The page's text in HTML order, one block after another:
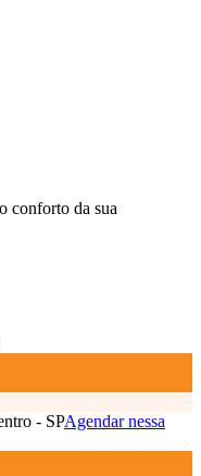
conforto da sua
- SPAgendar nessa